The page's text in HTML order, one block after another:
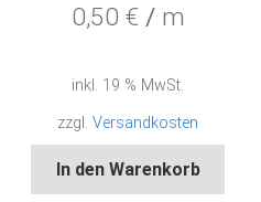
0,50 € / m
inkl. 19 % MwSt.
zzgl.Versandkosten
In den Warenkorb